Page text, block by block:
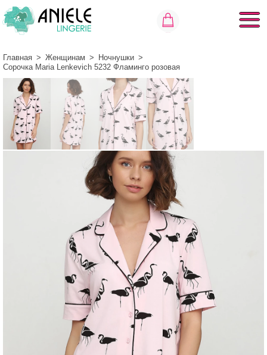
Главная > Женщинам > Ночнушки >
Сорочка Maria Lenkevich 5232 Фламинго розовая